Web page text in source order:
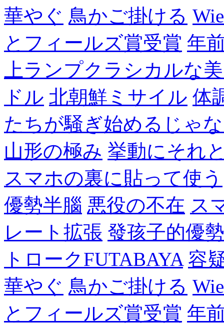
華やぐ 鳥かご掛ける
とフィールズ賞受賞 年
上ランプクラシカルな
ドル 北朝鮮ミサイル 体
たちが騒ぎ始めるじゃ
山形の極み 挙動にそれ
スマホの裏に貼って使う
優勢半腦 悪役の不在 ス
レート拡張 發孩子的優
トロークFUTABAYA 容
華やぐ 鳥かご掛ける
とフィールズ賞受賞 年